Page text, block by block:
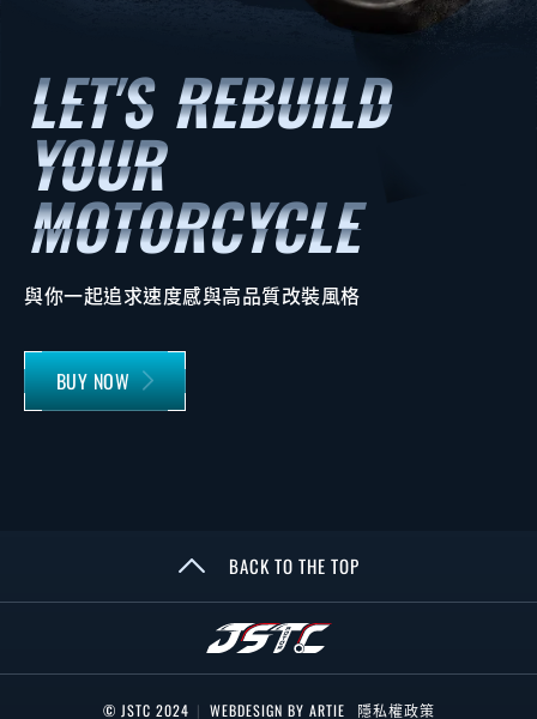
與你一起追求速度感與高品質改裝風格
BUY NOW
BACK TO THE TOP
© JSTC 2024 | WEBDESIGN BY ARTIE 隱私權政策